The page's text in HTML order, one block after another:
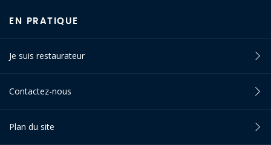
EN PRATIQUE
Je suis restaurateur
Contactez-nous
Plan du site